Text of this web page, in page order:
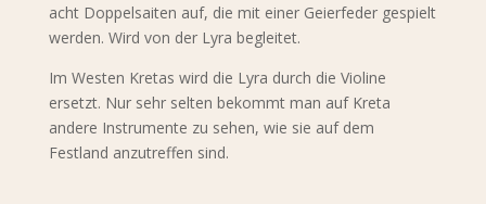
acht Doppelsaiten auf, die mit einer Geierfeder gespielt
werden. Wird von der Lyra begleitet.
Im Westen Kretas wird die Lyra durch die Violine
ersetzt. Nur sehr selten bekommt man auf Kreta
andere Instrumente zu sehen, wie sie auf dem
Festland anzutreffen sind.